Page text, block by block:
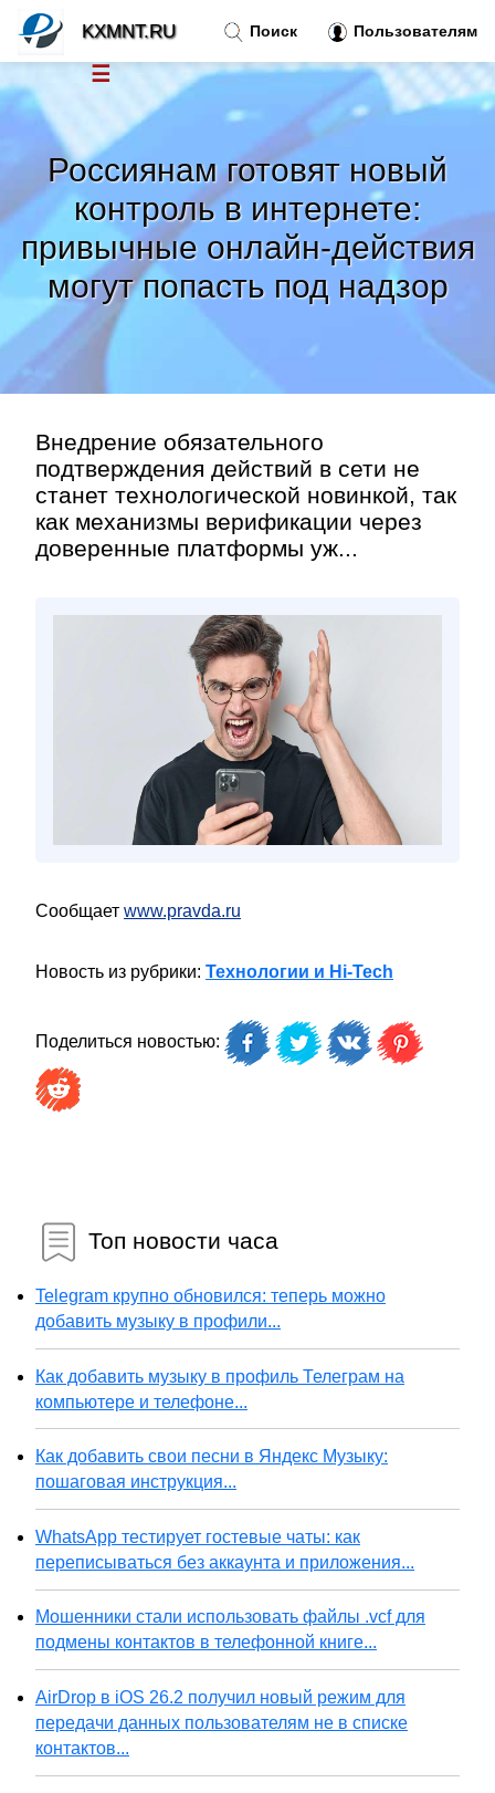
Россиянам готовят новый
контроль в интернете:
привычные онлайн-действия
могут попасть под надзор
Внедрение обязательного
подтверждения действий в сети не
станет технологической новинкой, так
как механизмы верификации через
доверенные платформы уж...
Сообщает www.pravda.ru
Новость из рубрики: Технологии и Hi-Tech
Поделиться новостью:
Топ новости часа
Telegram крупно обновился: теперь можно
добавить музыку в профили...
Как добавить музыку в профиль Телеграм на
компьютере и телефоне...
Как добавить свои песни в Яндекс Музыку:
пошаговая инструкция...
WhatsApp тестирует гостевые чаты: как
переписываться без аккаунта и приложения...
Мошенники стали использовать файлы .vcf для
подмены контактов в телефонной книге...
AirDrop в iOS 26.2 получил новый режим для
передачи данных пользователям не в списке
контактов...
Поиск Пользователям
KXMNT.RU
☰
Тренды новостей»
Рубрики »
Правила »